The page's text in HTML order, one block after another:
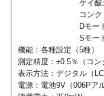
ケイ酸カルシ
コンクリート
Dモード:0
Sモード:0
機能：各種設定（5種）
測定精度：±0.5％（コン
表示方法：デジタル（
電源：電池9V（006Pア